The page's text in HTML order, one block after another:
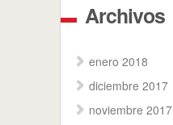
Archivos
enero 2018
diciembre 2017
noviembre 2017